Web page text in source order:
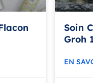
Soin
Groh
EN